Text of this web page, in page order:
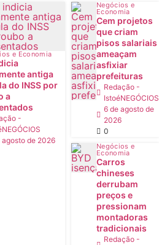
e Economia
antiga
do INSS por
a
-
agosto de 2026
Negócios e
Economia
Cem projetos
que criam
pisos salariais
ameaçam
asfixiar
prefeituras
Redação -
IstoéNEGÓCIOS
6 de agosto de
2026
0
Negócios e
Economia
Carros
chineses
derrubam
preços e
pressionam
montadoras
tradicionais
Redação -